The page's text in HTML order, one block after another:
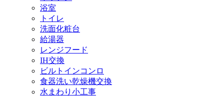
浴室
トイレ
洗面化粧台
給湯器
レンジフード
IH交換
ビルトインコンロ
食器洗い乾燥機交換
水まわり小工事